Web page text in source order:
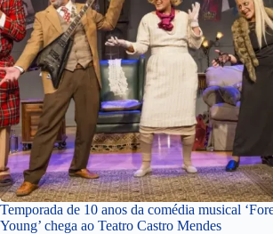
Temporada de 10 anos da comédia musical
Young’ chega ao Teatro Castro Mendes